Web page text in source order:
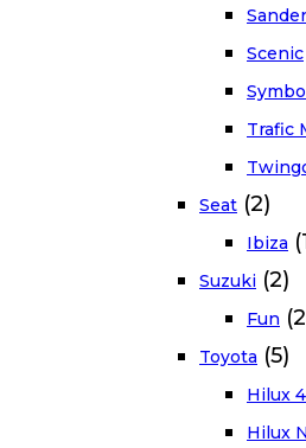
Scenic
Symbol
Trafic
Seat (2)
Ibiza
Suzuki (2)
Fun
Toyota (5)
Hilux
Hilux